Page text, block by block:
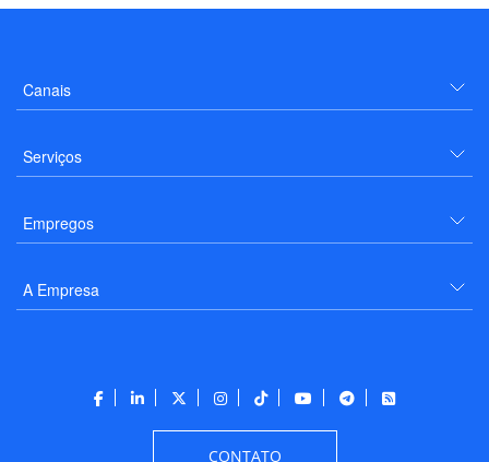
Canais
Serviços
Empregos
A Empresa
CONTATO